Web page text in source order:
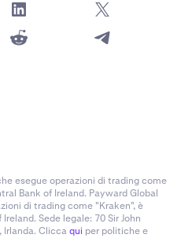
esegue operazioni di trading come
Bank of Ireland. Payward Global
di trading come "Kraken", è
Sede legale: 70 Sir John
Irlanda. Cliccaqui per politiche e